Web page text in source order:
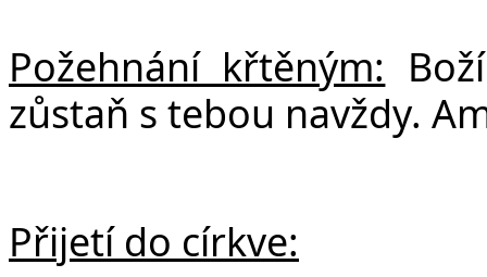
Požehnání křtěným:
zůstaň s tebou navždy.
Přijetí do církve: